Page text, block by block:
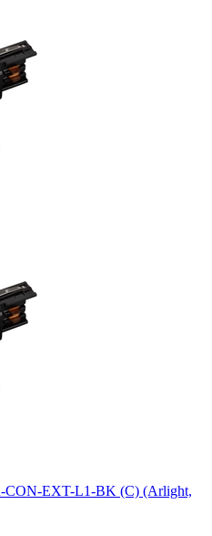
CON-EXT-L1-BK (C) (Arlight,